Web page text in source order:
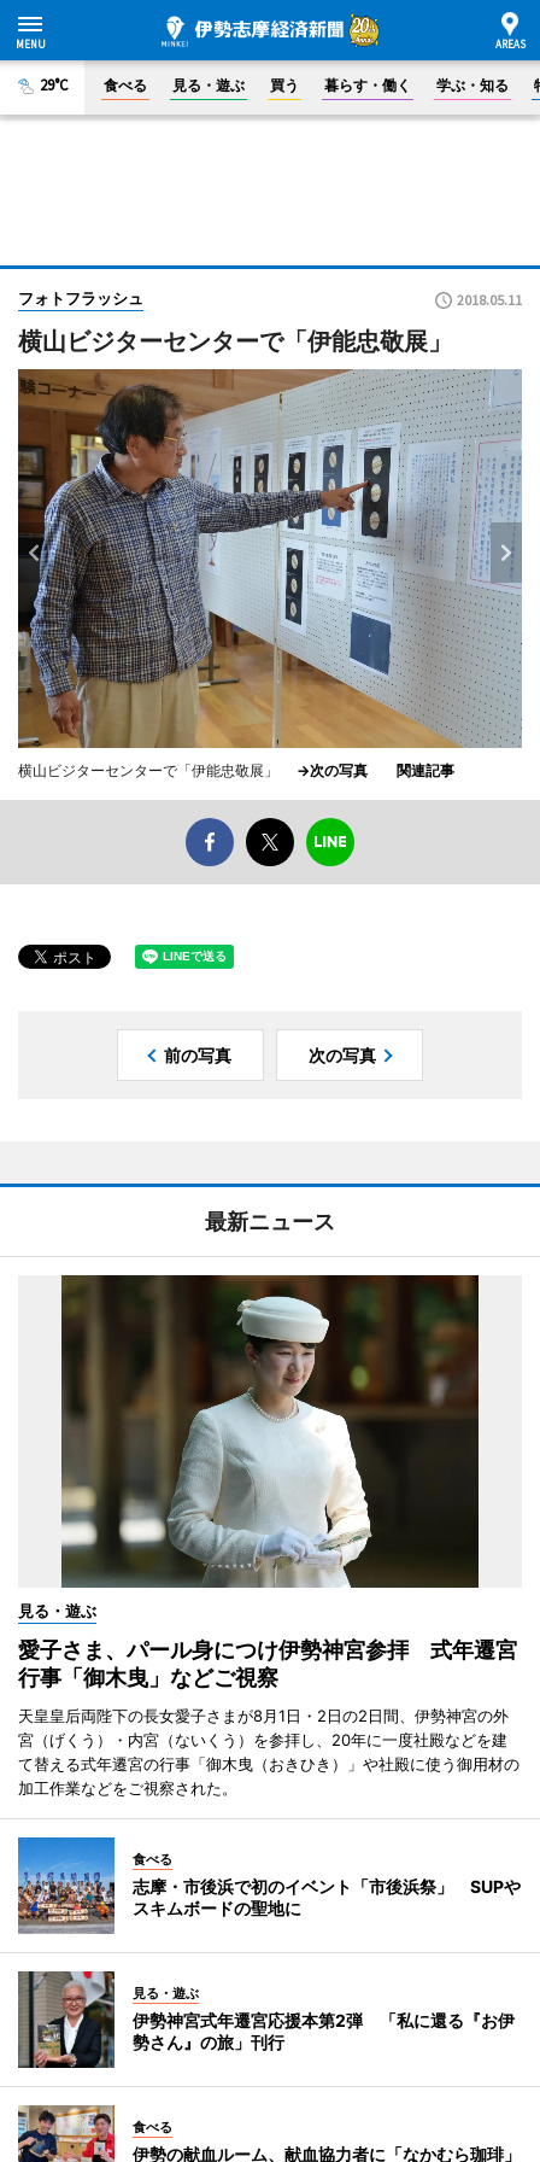
29°C 食べる 見る・遊ぶ 買う 暮らす・働く 学ぶ・知る
フォトフラッシュ 2018.05.11
横山ビジターセンターで「伊能忠敬展」
横山ビジターセンターで「伊能忠敬展」 →次の写真 関連記事
前の写真 次の写真
最新ニュース
見る・遊ぶ
愛子さま、パール身につけ伊勢神宮参拝 式年遷宮
行事「御木曳」などご視察
天皇皇后両陛下の長女愛子さまが8月1日・2日の2日間、伊勢神宮の外
宮（げくう）・内宮（ないくう）を参拝し、20年に一度社殿などを建
て替える式年遷宮の行事「御木曳（おきひき）」や社殿に使う御用材の
加工作業などをご視察された。
食べる
志摩・市後浜で初のイベント「市後浜祭」 SUPや
スキムボードの聖地に
見る・遊ぶ
伊勢神宮式年遷宮応援本第2弾 「私に還る『お伊
勢さん』の旅」刊行
食べる
伊勢の献血ルーム、献血協力者に「なかむら珈琲」